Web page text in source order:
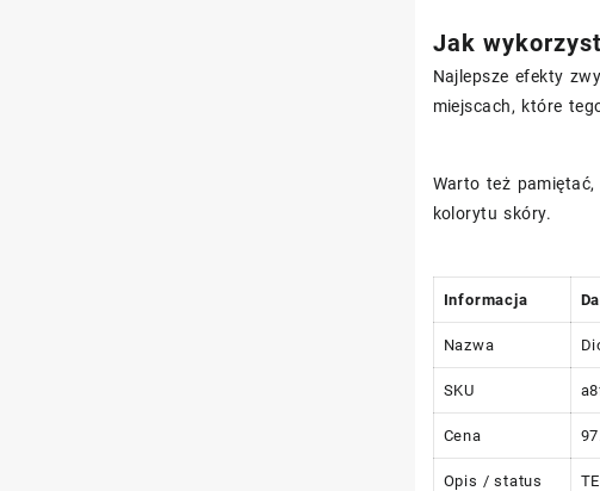
Jak
Najlepsze efekty
miejscach, które
Warto też
kolorytu skóry.
Informacja
Nazwa
SKU
Cena
Opis / status